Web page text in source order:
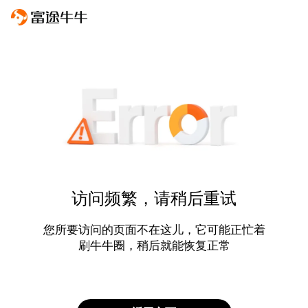
访问频繁，请稍后重试
您所要访问的页面不在这儿，它可能正忙着
刷牛牛圈，稍后就能恢复正常